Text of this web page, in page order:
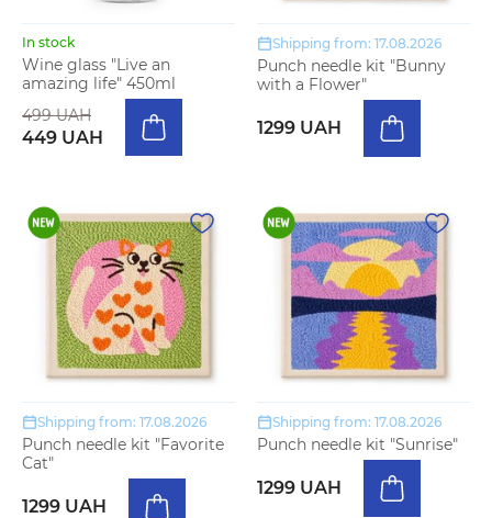
In stock
Wine glass "Live an
amazing life" 450ml
499 UAH
449 UAH
Shipping from: 17.08.2026
Punch needle kit "Bunny
with a Flower"
1299 UAH
Shipping from: 17.08.2026
Punch needle kit "Favorite
Cat"
1299 UAH
Shipping from: 17.08.2026
Punch needle kit "Sunrise"
1299 UAH